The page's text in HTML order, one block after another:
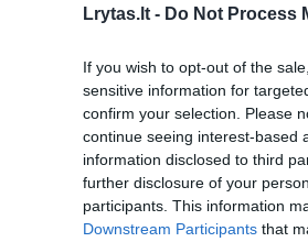
Lrytas.lt - Do Not Process
If you wish to opt-out of the
sensitive information for
confirm your selection. Please
continue seeing interest-based
information disclosed to third
further disclosure of your
participants. This information
Downstream Participants that
Matas